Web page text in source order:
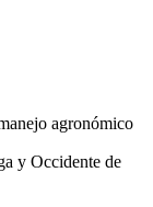
agronómico
y Occidente de